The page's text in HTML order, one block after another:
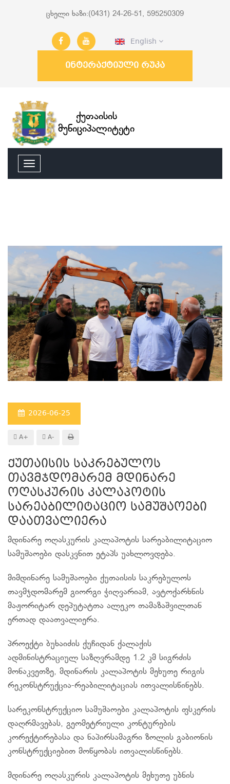
ცხელი ხაზი:(0431) 24-26-51, 595250309
English
ინტერაქტიული რუკა
ქუთაისის
მუნიციპალიტეტი
2026-06-25
A+ A-
ქუთაისის საკრებულოს
თავმჯდომარემ მდინარე
ოღასკურის კალაპოტის
სარეაბილიტაციო სამუშაოები
დაათვალიერა
მდინარე ოღასკურის კალაპოტის სარეაბილიტაციო
სამუშაოები დასკვნით ეტაპს უახლოვდება.
მიმდინარე სამუშაოები ქუთაისის საკრებულოს
თავმჯდომარემ გიორგი ჭიღვარიამ, ავტოქარხნის
მაჟორიტარ დეპუტატთა ალეკო თამაზაშვილთან
ერთად დაათვალიერა.
პროექტი ბუხაიძის ქუჩიდან ქალაქის
ადმინისტრაციულ საზღვრამდე 1.2 კმ სიგრძის
მონაკვეთზე, მდინარის კალაპოტის მეხუთე რიგის
რეკონსტრუქცია-რეაბილიტაციას ითვალისწინებს.
სარეკონსტრუქციო სამუშაოები კალაპოტის ფსკერის
დაღრმავებას, გეომეტრიული კონტურების
კორექტირებასა და ნაპირსამაგრი ზოლის გაბიონის
კონსტრუქციებით მოწყობას ითვალისწინებს.
მდინარე ოღასკურის კალაპოტის მეხუთე უბნის